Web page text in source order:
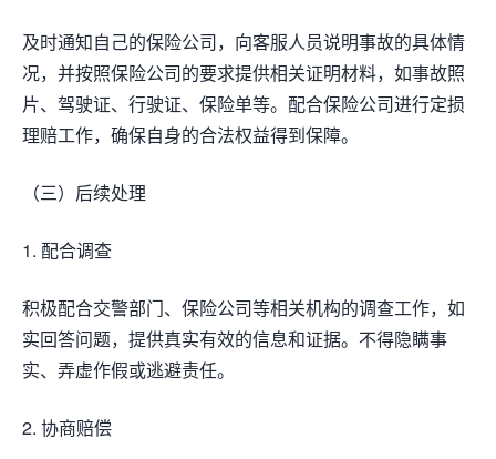
及时通知自己的保险公司，向客服人员说明事故的具体情
况，并按照保险公司的要求提供相关证明材料，如事故照
片、驾驶证、行驶证、保险单等。配合保险公司进行定损
理赔工作，确保自身的合法权益得到保障。
（三）后续处理
1. 配合调查
积极配合交警部门、保险公司等相关机构的调查工作，如
实回答问题，提供真实有效的信息和证据。不得隐瞒事
实、弄虚作假或逃避责任。
2. 协商赔偿